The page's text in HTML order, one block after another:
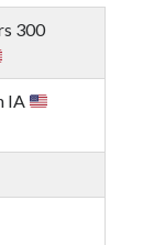
300
IA